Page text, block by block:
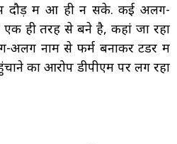
दौड़ में आ ही न सके. कई अलग-
ही तरह से बने है, कहां जा रहा
अलग नाम से फर्म बनाकर टेंडर में
का आरोप डीपीएम पर लग रहा